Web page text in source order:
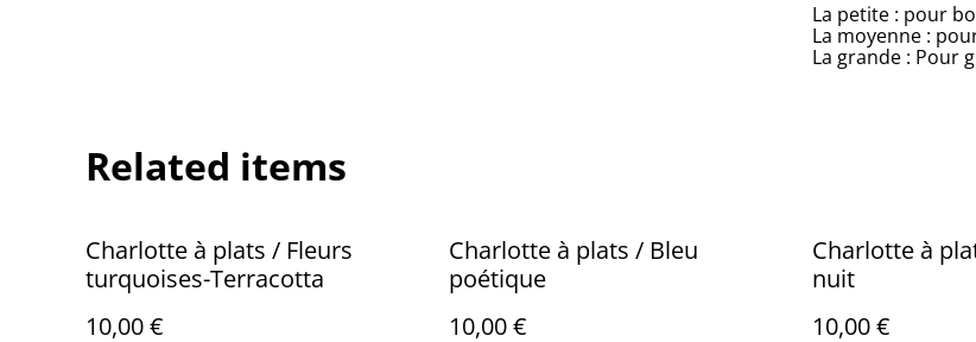
La petite : pour
La moyenne :
La grande : Pour
Related items
Charlotte à plats / Fleurs
turquoises-Terracotta
10,00 €
Charlotte à plats / Bleu
poétique
10,00 €
Charlotte à
nuit
10,00 €